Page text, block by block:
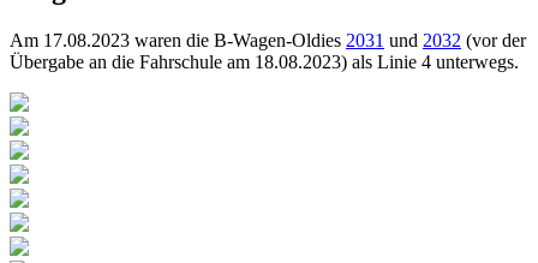
Am 17.08.2023 waren die B-Wagen-Oldies 2031 und 2032 (vor der
Übergabe an die Fahrschule am 18.08.2023) als Linie 4 unterwegs.